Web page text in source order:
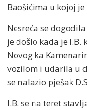
Baošićima u kojoj je
Nesreća se
je došlo kada je I.B.
Novog ka
vozilom i udarila u
se nalazio pješak
I.B. se na teret